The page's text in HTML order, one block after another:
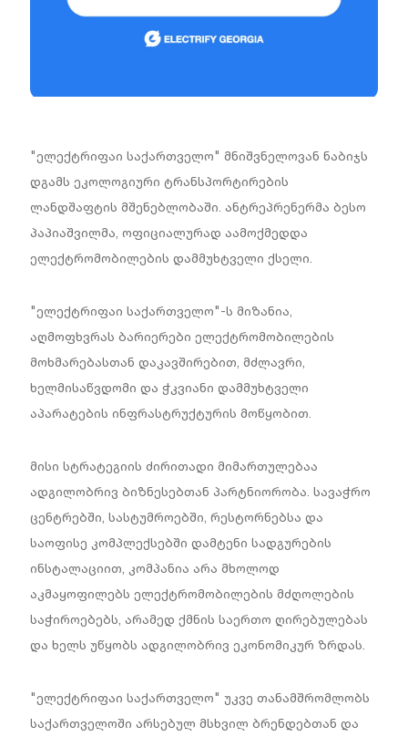
"ელექტრიფაი საქართველო" მნიშვნელოვან ნაბიჯს
დგამს ეკოლოგიური ტრანსპორტირების
ლანდშაფტის მშენებლობაში. ანტრეპრენერმა ბესო
პაპიაშვილმა, ოფიციალურად აამოქმედდა
ელექტრომობილების დამმუხტველი ქსელი.
"ელექტრიფაი საქართველო"-ს მიზანია,
აღმოფხვრას ბარიერები ელექტრომობილების
მოხმარებასთან დაკავშირებით, მძლავრი,
ხელმისაწვდომი და ჭკვიანი დამმუხტველი
აპარატების ინფრასტრუქტურის მოწყობით.
მისი სტრატეგიის ძირითადი მიმართულებაა
ადგილობრივ ბიზნესებთან პარტნიორობა. სავაჭრო
ცენტრებში, სასტუმროებში, რესტორნებსა და
საოფისე კომპლექსებში დამტენი სადგურების
ინსტალაციით, კომპანია არა მხოლოდ
აკმაყოფილებს ელექტრომობილების მძღოლების
საჭიროებებს, არამედ ქმნის საერთო ღირებულებას
და ხელს უწყობს ადგილობრივ ეკონომიკურ ზრდას.
"ელექტრიფაი საქართველო" უკვე თანამშრომლობს
საქართველოში არსებულ მსხვილ ბრენდებთან და